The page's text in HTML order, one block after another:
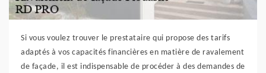
Si vous voulez trouver le prestataire qui propose des tarifs
adaptés à vos capacités financières en matière de ravalement
de façade, il est indispensable de procéder à des demandes de